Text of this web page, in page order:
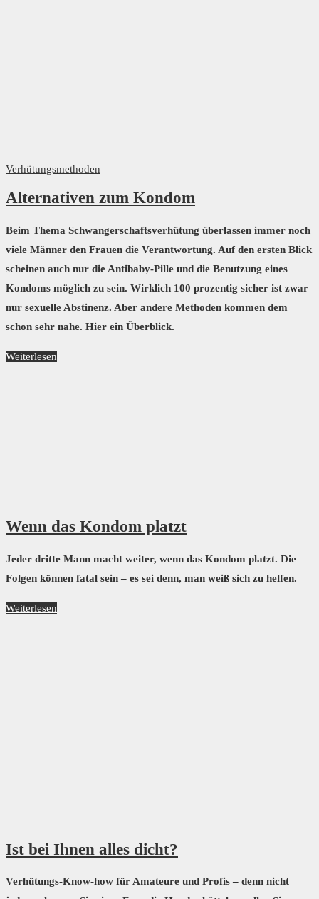
Verhütungsmethoden
Alternativen zum Kondom
Beim Thema Schwangerschaftsverhütung überlassen immer noch
viele Männer den Frauen die Verantwortung. Auf den ersten Blick
scheinen auch nur die Antibaby-Pille und die Benutzung eines
Kondoms möglich zu sein. Wirklich 100 prozentig sicher ist zwar
nur sexuelle Abstinenz. Aber andere Methoden kommen dem
schon sehr nahe. Hier ein Überblick.
Weiterlesen
Wenn das Kondom platzt
Jeder dritte Mann macht weiter, wenn das Kondom platzt. Die
Folgen können fatal sein – es sei denn, man weiß sich zu helfen.
Weiterlesen
Ist bei Ihnen alles dicht?
Verhütungs-Know-how für Amateure und Profis – denn nicht